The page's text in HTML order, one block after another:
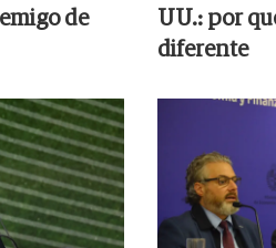
de
UU.: por
diferente